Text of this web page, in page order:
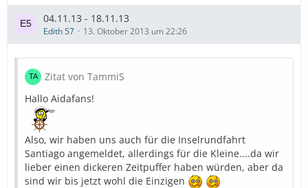
04.11.13 - 18.11.13
Edith 57 13. Oktober 2013 um 22:26
Zitat von TammiS
Hallo Aidafans!
Also, wir haben uns auch für die Inselrundfahrt
Santiago angemeldet, allerdings für die Kleine....da wir
lieber einen dickeren Zeitpuffer haben würden, aber da
sind wir bis jetzt wohl die Einzigen